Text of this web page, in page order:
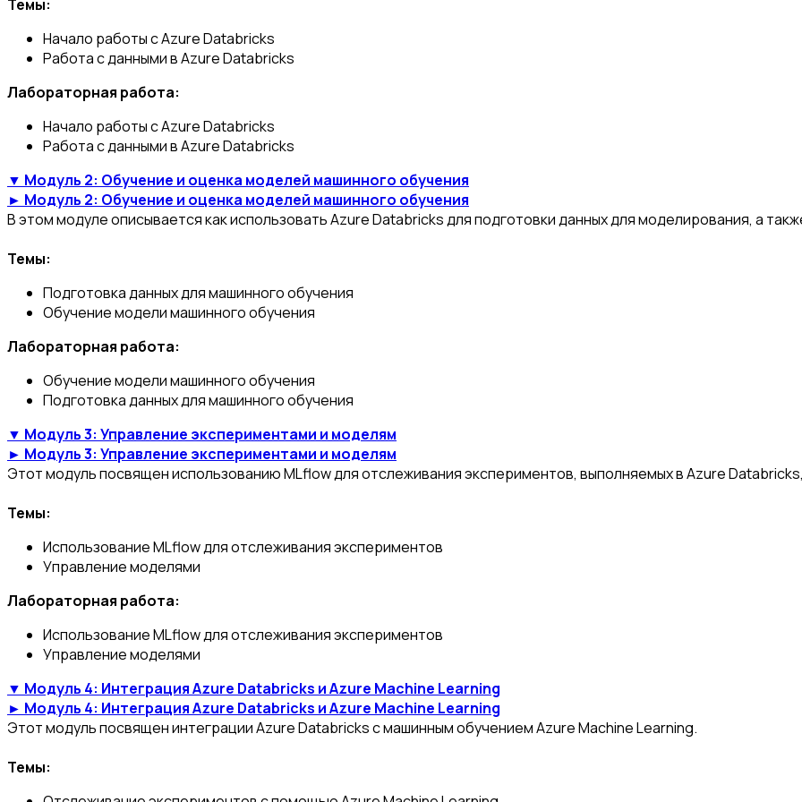
Темы:
Начало работы с Azure Databricks
Работа с данными в Azure Databricks
Лабораторная работа:
Начало работы с Azure Databricks
Работа с данными в Azure Databricks
▼ Модуль 2: Обучение и оценка моделей машинного обучения
► Модуль 2: Обучение и оценка моделей машинного обучения
В этом модуле описывается как использовать Azure Databricks для подготовки данных для моделирования, а
Темы:
Подготовка данных для машинного обучения
Обучение модели машинного обучения
Лабораторная работа:
Обучение модели машинного обучения
Подготовка данных для машинного обучения
▼ Модуль 3: Управление экспериментами и моделям
► Модуль 3: Управление экспериментами и моделям
Этот модуль посвящен использованию MLflow для отслеживания экспериментов, выполняемых в Azure
Темы:
Использование MLflow для отслеживания экспериментов
Управление моделями
Лабораторная работа:
Использование MLflow для отслеживания экспериментов
Управление моделями
▼ Модуль 4: Интеграция Azure Databricks и Azure Machine Learning
► Модуль 4: Интеграция Azure Databricks и Azure Machine Learning
Этот модуль посвящен интеграции Azure Databricks с машинным обучением Azure Machine Learning.
Темы: